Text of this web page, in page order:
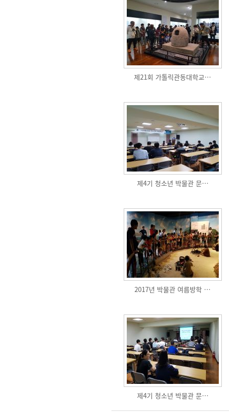
제21회 가톨릭관동대학교…
제4기 청소년 박물관 문…
2017년 박물관 여름방학 …
제4기 청소년 박물관 문…